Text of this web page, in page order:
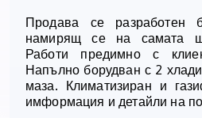
Продава се разработен
намирящ се на самата
Работи предимно с
Напълно борудван с 2
маза. Климатизиран и
имформация и детайли на